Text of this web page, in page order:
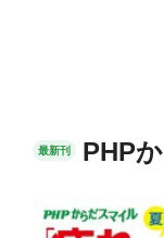
最新刊 PHP